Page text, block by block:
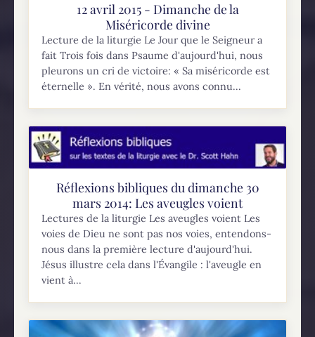
12 avril 2015 - Dimanche de la
Miséricorde divine
Lecture de la liturgie Le Jour que le Seigneur a
fait Trois fois dans Psaume d'aujourd'hui, nous
pleurons un cri de victoire: « Sa miséricorde est
éternelle ». En vérité, nous avons connu...
Réflexions bibliques du dimanche 30
mars 2014: Les aveugles voient
Lectures de la liturgie Les aveugles voient Les
voies de Dieu ne sont pas nos voies, entendons-
nous dans la première lecture d'aujourd'hui.
Jésus illustre cela dans l'Évangile : l'aveugle en
vient à...